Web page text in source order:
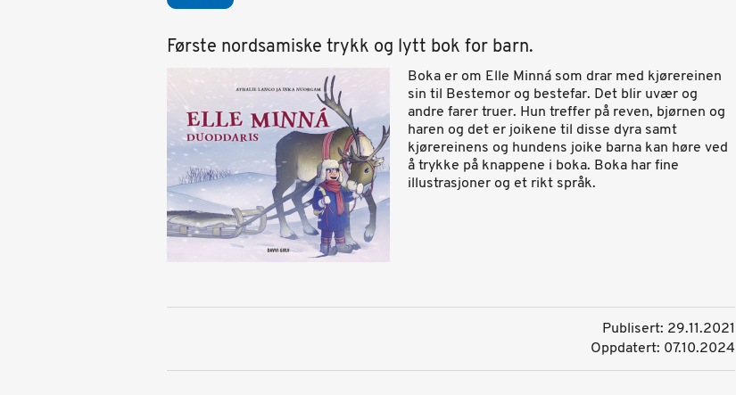
Første nordsamiske trykk og lytt bok for barn.
Boka er om Elle Minná som drar med kjørereinen
sin til Bestemor og bestefar. Det blir uvær og
andre farer truer. Hun treffer på reven, bjørnen og
haren og det er joikene til disse dyra samt
kjørereinens og hundens joike barna kan høre ved
å trykke på knappene i boka. Boka har fine
illustrasjoner og et rikt språk.
Publisert: 29.11.2021
Oppdatert: 07.10.2024